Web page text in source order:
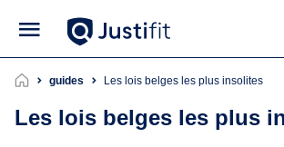
guides Les lois belges les plus insolites
Les lois belges les plus